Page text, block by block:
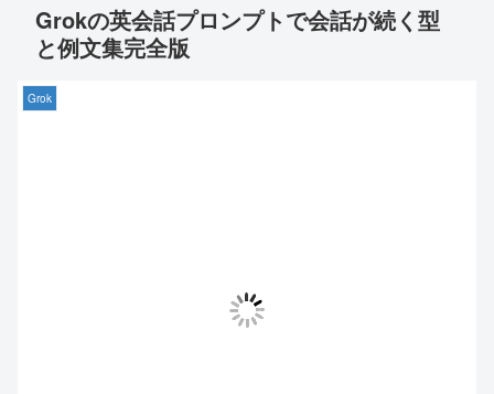
Grokの英会話プロンプトで会話が続く型
と例文集完全版
Grok